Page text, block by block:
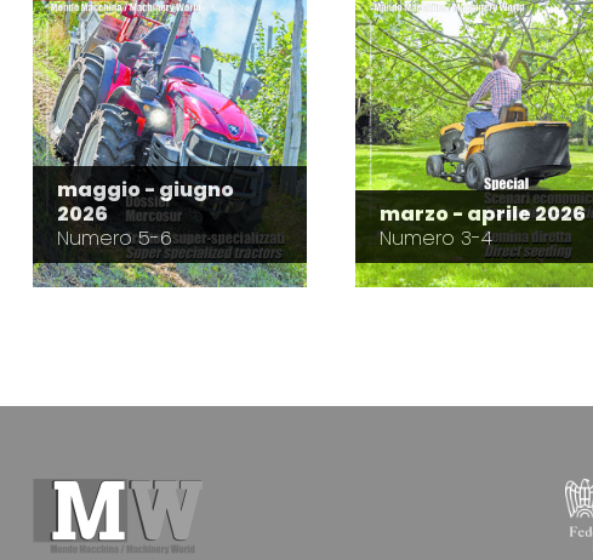
maggio - giugno
2026
Numero 5-6
marzo - aprile 2026
Numero 3-4